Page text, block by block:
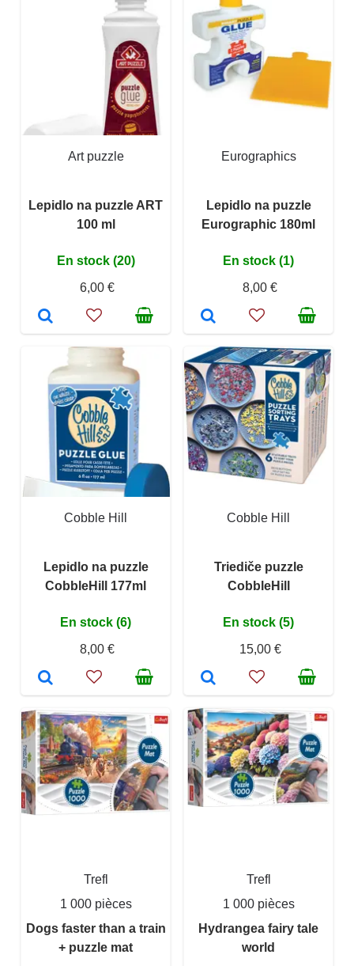
Art puzzle
Lepidlo na puzzle ART
100 ml
En stock (20)
6,00 €
Eurographics
Lepidlo na puzzle
Eurographic 180ml
En stock (1)
8,00 €
Cobble Hill
Lepidlo na puzzle
CobbleHill 177ml
En stock (6)
8,00 €
Cobble Hill
Triediče puzzle
CobbleHill
En stock (5)
15,00 €
Trefl
1 000 pièces
Dogs faster than a train
+ puzzle mat
Trefl
1 000 pièces
Hydrangea fairy tale
world